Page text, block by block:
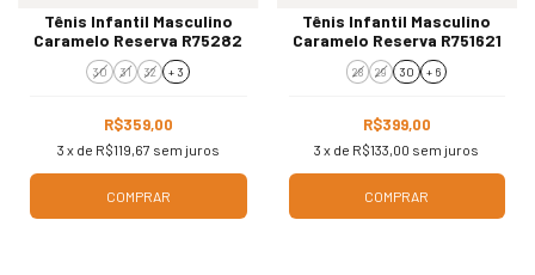
Tênis Infantil Masculino
Caramelo Reserva R75282
30 31 32 + 3
R$359,00
3 x de R$119,67 sem juros
COMPRAR
Tênis Infantil Masculino
Caramelo Reserva R751621
28 29 30 + 6
R$399,00
3 x de R$133,00 sem juros
COMPRAR